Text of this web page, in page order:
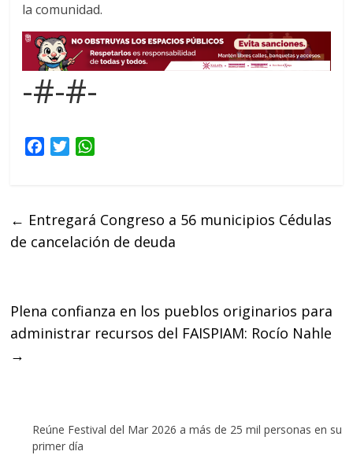
la comunidad.
-#-#-
b
o
T
t
e
s
A
← Entregará Congreso a 56 municipios Cédulas
de cancelación de deuda
Plena confianza en los pueblos originarios para
administrar recursos del FAISPIAM: Rocío Nahle
→
Reúne Festival del Mar 2026 a más de 25 mil personas en su
primer día